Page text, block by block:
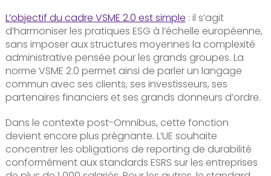
L’objectif du cadre VSME 2.0 est simple : il s’agit
d’harmoniser les pratiques ESG à l’échelle européenne,
sans imposer aux structures moyennes la complexité
administrative pensée pour les grands groupes. La
norme VSME 2.0 permet ainsi de parler un langage
commun avec ses clients, ses investisseurs, ses
partenaires financiers et ses grands donneurs d’ordre.
Dans le contexte post-Omnibus, cette fonction
devient encore plus prégnante. L’UE souhaite
concentrer les obligations de reporting de durabilité
conformément aux standards ESRS sur les entreprises